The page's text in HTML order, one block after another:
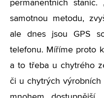
permanentních stanic.
samotnou metodu,
ale dnes jsou GPS
telefonu. Míříme proto
a to třeba u chytrého
či u chytrých